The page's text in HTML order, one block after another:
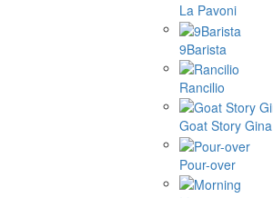
La Pavoni
9Barista
Rancilio
Goat Story Gina
Pour-over